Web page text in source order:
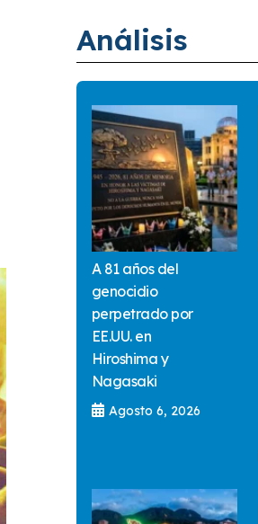
Análisis
A 81 años del
genocidio
perpetrado por
EE.UU. en
Hiroshima y
Nagasaki
Agosto 6, 2026